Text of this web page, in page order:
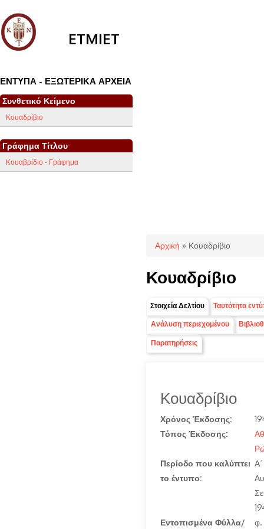
ETMIET
ΈΝΤΥΠΑ - ΕΞΩΤΕΡΙΚΆ ΑΡΧΕΊΑ
Συνθετικό Κείμενο
Κουαδρίβιο
Γράφημα Τίτλου
Κουαβρίδιο - Γράφημα
Είστε εδώ
Αρχική » Κουαδρίβιο
Κουαδρίβιο
Group1
Στοιχεία Δελτίου
(ενεργή καρτέλα)
Ταυτότητα
Ανάλυση περιεχομένου
Παρατηρήσεις
Κουαδρίβιο
Χρόνος Έκδοσης:
Τόπος Έκδοσης:
Περίοδο που καλύπτει
το έντυπο:
Εντοπισμένα Φύλλα/
φ.